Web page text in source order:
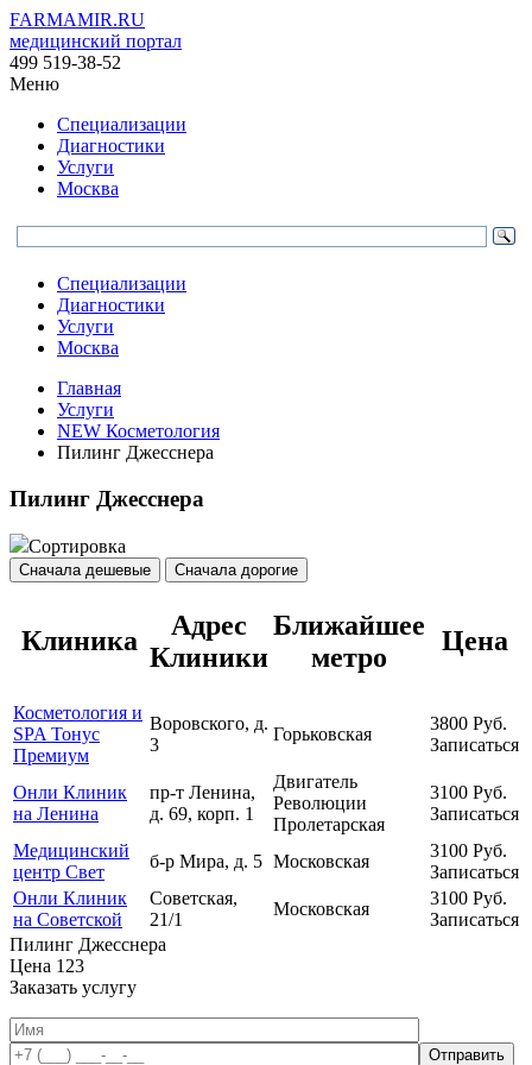
FARMAMIR.RU
медицинский портал
499 519-38-52
Меню
Специализации
Диагностики
Услуги
Москва
Специализации
Диагностики
Услуги
Москва
Главная
Услуги
NEW Косметология
Пилинг Джесснера
Пилинг Джесснера
Сортировка
Сначала дешевые Сначала дорогие
Клиника
Адрес
Клиники
Ближайшее
метро
Цена
Косметология и
SPA Тонус
Премиум
Воровского, д.
3
Горьковская
3800 Руб.
Записаться
Онли Клиник
на Ленина
пр-т Ленина,
д. 69, корп. 1
Двигатель
Революции
Пролетарская
3100 Руб.
Записаться
Медицинский
центр Свет
б-р Мира, д. 5 Московская
3100 Руб.
Записаться
Онли Клиник
на Советской
Советская,
21/1
Московская
3100 Руб.
Записаться
Пилинг Джесснера
Цена 123
Заказать услугу